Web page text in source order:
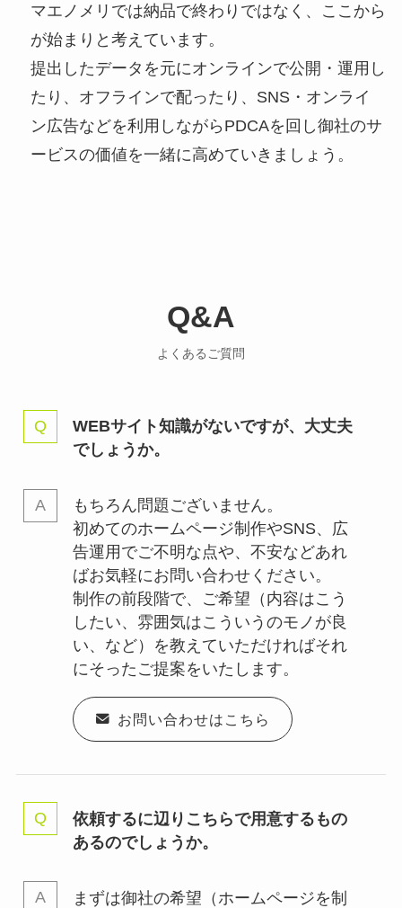
マエノメリでは納品で終わりではなく、ここから
が始まりと考えています。
提出したデータを元にオンラインで公開・運用し
たり、オフラインで配ったり、SNS・オンライ
ン広告などを利用しながらPDCAを回し御社のサ
ービスの価値を一緒に高めていきましょう。
Q&A
よくあるご質問
WEBサイト知識がないですが、大丈夫
でしょうか。
もちろん問題ございません。
初めてのホームページ制作やSNS、広
告運用でご不明な点や、不安などあれ
ばお気軽にお問い合わせください。
制作の前段階で、ご希望（内容はこう
したい、雰囲気はこういうのモノが良
い、など）を教えていただければそれ
にそったご提案をいたします。
お問い合わせはこちら
依頼するに辺りこちらで用意するもの
あるのでしょうか。
まずは御社の希望（ホームページを制